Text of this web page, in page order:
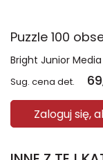
Bright Junior Media
Sug. cena det.
Zaloguj się,